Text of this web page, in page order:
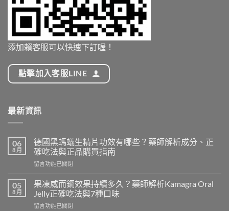
添加賴客服可以快速下訂喔！
點擊加入客服LINE
最新資訊
06
8 月
德國黑螞蟻生精片功效有哪些？藥師解析成分、正
確吃法與正品購買指南
在
國
黑
螞
蟻
留言功能已關閉
05
8 月
果凍威而鋼效果持續多久？藥師解析Kamagra Oral
Jelly正確吃法與7種口味
在
留言功能已關閉